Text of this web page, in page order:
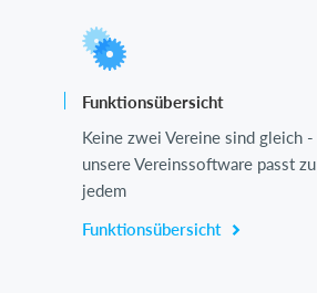
Funktionsübersicht
Keine zwei Vereine sind gleich -
unsere Vereinssoftware passt zu
jedem
Funktionsübersicht